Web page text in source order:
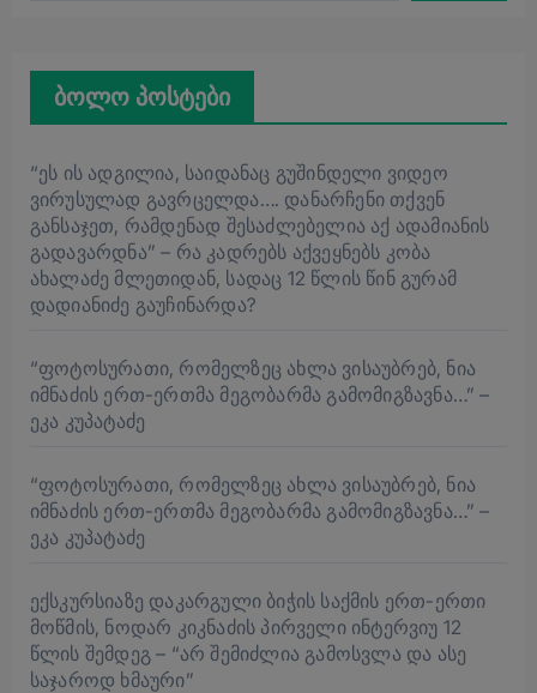
ბოლო პოსტები
“ეს ის ადგილია, საიდანაც გუშინდელი ვიდეო
ვირუსულად გავრცელდა…. დანარჩენი თქვენ
განსაჯეთ, რამდენად შესაძლებელია აქ ადამიანის
გადავარდნა” – რა კადრებს აქვეყნებს კობა
ახალაძე მლეთიდან, სადაც 12 წლის წინ გურამ
დადიანიძე გაუჩინარდა?
“ფოტოსურათი, რომელზეც ახლა ვისაუბრებ, ნია
იმნაძის ერთ-ერთმა მეგობარმა გამომიგზავნა…” –
ეკა კუპატაძე
“ფოტოსურათი, რომელზეც ახლა ვისაუბრებ, ნია
იმნაძის ერთ-ერთმა მეგობარმა გამომიგზავნა…” –
ეკა კუპატაძე
ექსკურსიაზე დაკარგული ბიჭის საქმის ერთ-ერთი
მოწმის, ნოდარ კიკნაძის პირველი ინტერვიუ 12
წლის შემდეგ – “არ შემიძლია გამოსვლა და ასე
საჯაროდ ხმაური”